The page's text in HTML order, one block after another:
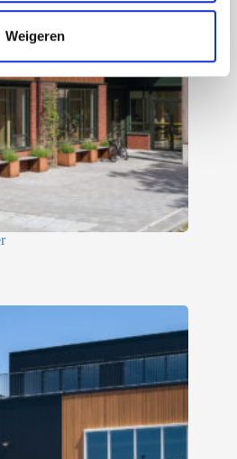
Weigeren